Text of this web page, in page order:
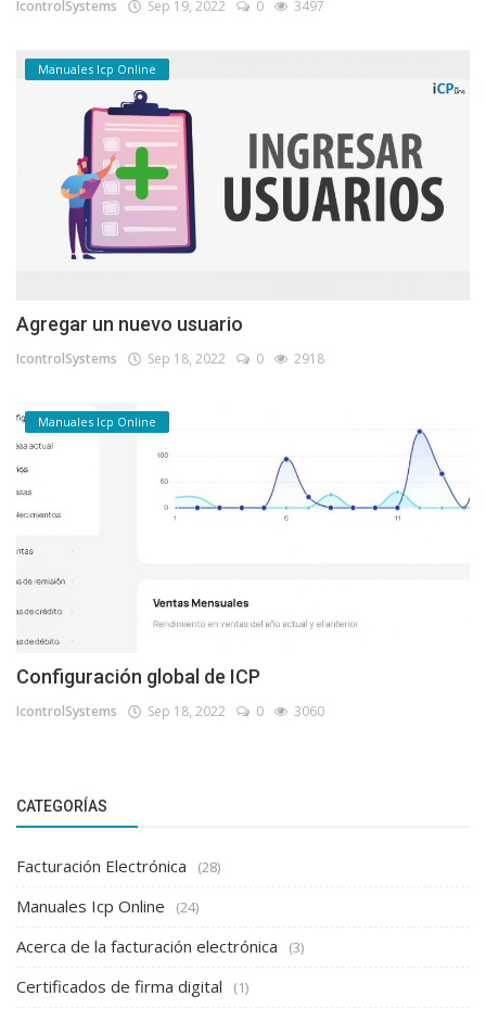
IcontrolSystems Sep 19, 2022 0 3497
Manuales Icp Online
Agregar un nuevo usuario
IcontrolSystems Sep 18, 2022 0 2918
Manuales Icp Online
Configuración global de ICP
IcontrolSystems Sep 18, 2022 0 3060
CATEGORÍAS
Facturación Electrónica (28)
Manuales Icp Online (24)
Acerca de la facturación electrónica (3)
Certificados de firma digital (1)